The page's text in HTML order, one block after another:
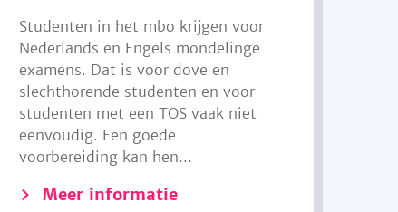
Studenten in het mbo krijgen voor
Nederlands en Engels mondelinge
examens. Dat is voor dove en
slechthorende studenten en voor
studenten met een TOS vaak niet
eenvoudig. Een goede
voorbereiding kan hen...
Meer informatie